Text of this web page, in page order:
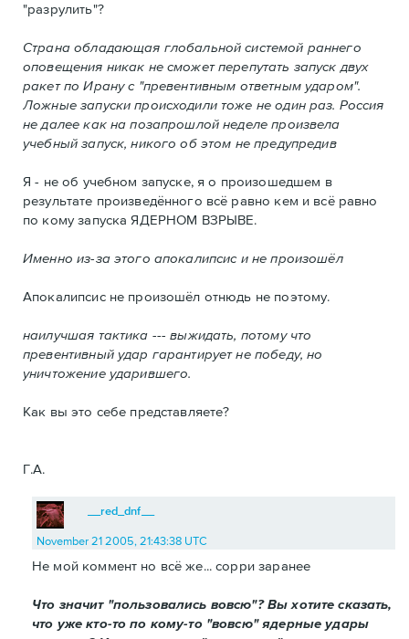
"разрулить"?
Страна обладающая глобальной системой раннего
оповещения никак не сможет перепутать запуск двух
ракет по Ирану с "превентивным ответным ударом".
Ложные запуски происходили тоже не один раз. Россия
не далее как на позапрошлой неделе произвела
учебный запуск, никого об этом не предупредив
Я - не об учебном запуске, я о произошедшем в
результате произведённого всё равно кем и всё равно
по кому запуска ЯДЕРНОМ ВЗРЫВЕ.
Именно из-за этого апокалипсис и не произошёл
Апокалипсис не произошёл отнюдь не поэтому.
наилучшая тактика --- выжидать, потому что
превентивный удар гарантирует не победу, но
уничтожение ударившего.
Как вы это себе представляете?
Г.А.
__red_dnf__
November 21 2005, 21:43:38 UTC
Не мой коммент но всё же... сорри заранее
Что значит "пользовались вовсю"? Вы хотите сказать,
что уже кто-то по кому-то "вовсю" ядерные удары